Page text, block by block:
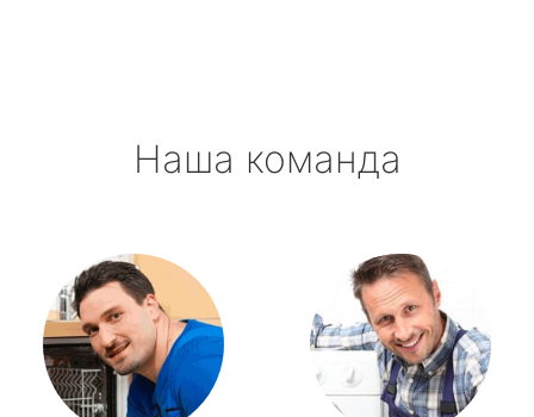
Наша команда